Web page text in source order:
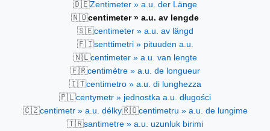
🇩🇪Zentimeter » a.u. der Länge
🇳🇴centimeter » a.u. av lengde
🇸🇪centimeter » a.u. av längd
🇫🇮senttimetri » pituuden a.u.
🇳🇱centimeter » a.u. van lengte
🇫🇷centimètre » a.u. de longueur
🇮🇹centimetro » a.u. di lunghezza
🇵🇱centymetr » jednostka a.u. długości
🇨🇿centimetr » a.u. délky🇷🇴centimetru » a.u. de lungime
🇹🇷santimetre » a.u. uzunluk birimi